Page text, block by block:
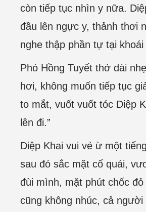
còn tiếp tục nhìn y nữa.
đầu lên ngực y, thảnh thơi
nghe thập phần tự tại khoái
Phó Hồng Tuyết thở dài
hơi, không muốn tiếp tục
to mắt, vuốt vuốt tóc Diệp
lên đi.”
Diệp Khai vui vẻ ừ một
sau đó sắc mặt cổ quái,
đùi mình, mặt phút chốc
cũng không nhúc, cả